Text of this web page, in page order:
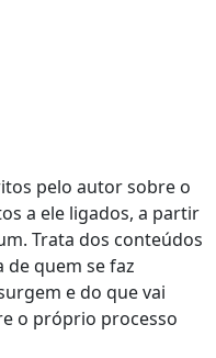
pelo autor sobre o
a ele ligados, a partir
Trata dos conteúdos
de quem se faz
e do que vai
o próprio processo